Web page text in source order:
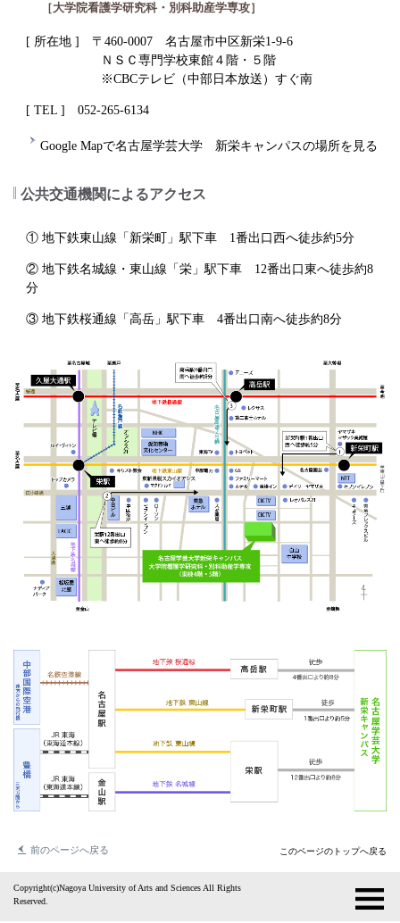
［大学院看護学研究科・別科助産学専攻］
[ 所在地 ] 〒460-0007 名古屋市中区新栄1‐9‐6
ＮＳＣ専門学校東館４階・５階
※CBCテレビ（中部日本放送）すぐ南
[ TEL ] 052-265-6134
Google Mapで名古屋学芸大学 新栄キャンパスの場所を見る
公共交通機関によるアクセス
① 地下鉄東山線「新栄町」駅下車 1番出口西へ徒歩約5分
② 地下鉄名城線・東山線「栄」駅下車 12番出口東へ徒歩約8
分
③ 地下鉄桜通線「高岳」駅下車 4番出口南へ徒歩約8分
このページのトップへ戻る
前のページへ戻る
Copyright(c)Nagoya University of Arts and Sciences All Rights
Reserved.